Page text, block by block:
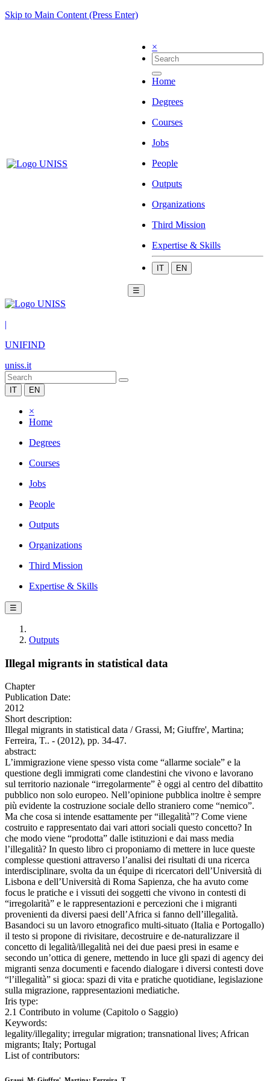
Skip to Main Content (Press Enter)
×
Home
Degrees
Courses
Jobs
People
Outputs
Organizations
Third Mission
Expertise & Skills
IT EN
☰
|
UNIFIND
uniss.it
IT EN
×
Home
Degrees
Courses
Jobs
People
Outputs
Organizations
Third Mission
Expertise & Skills
☰
Outputs
Illegal migrants in statistical data
Chapter
Publication Date:
2012
Short description:
Illegal migrants in statistical data / Grassi, M; Giuffre', Martina;
Ferreira, T.. - (2012), pp. 34-47.
abstract:
L’immigrazione viene spesso vista come “allarme sociale” e la
questione degli immigrati come clandestini che vivono e lavorano
sul territorio nazionale “irregolarmente” è oggi al centro del dibattito
pubblico non solo europeo. Nell’opinione pubblica inoltre è sempre
più evidente la costruzione sociale dello straniero come “nemico”.
Ma che cosa si intende esattamente per “illegalità”? Come viene
costruito e rappresentato dai vari attori sociali questo concetto? In
che modo viene “prodotta” dalle istituzioni e dai mass media
l’illegalità? In questo libro ci proponiamo di mettere in luce queste
complesse questioni attraverso l’analisi dei risultati di una ricerca
interdisciplinare, svolta da un équipe di ricercatori dell’Università di
Lisbona e dell’Università di Roma Sapienza, che ha avuto come
focus le pratiche e i vissuti dei soggetti che vivono in contesti di
“irregolarità” e le rappresentazioni e percezioni che i migranti
provenienti da diversi paesi dell’Africa si fanno dell’illegalità.
Basandoci su un lavoro etnografico multi-situato (Italia e Portogallo)
il testo si propone di rivisitare, decostruire e de-naturalizzare il
concetto di legalità/illegalità nei dei due paesi presi in esame e
secondo un’ottica di genere, mettendo in luce gli spazi di agency dei
migranti senza documenti e facendo dialogare i diversi contesti dove
“l’illegalità” si gioca: spazi di vita e pratiche quotidiane, legislazione
sulla migrazione, rappresentazioni mediatiche.
Iris type:
2.1 Contributo in volume (Capitolo o Saggio)
Keywords:
legality/illegality; irregular migration; transnational lives; African
migrants; Italy; Portugal
List of contributors: